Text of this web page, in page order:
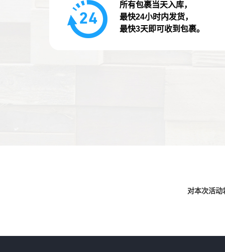
所有包裹当天入库，
最快24小时内发货，
最快3天即可收到包裹。
对本次活